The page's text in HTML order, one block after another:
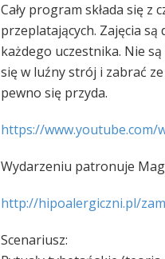
Cały program składa się z c
przeplatających. Zajęcia
każdego uczestnika. Nie
się w luźny strój i zabrać
pewno się przyda.
https://www.youtube.com/
Wydarzeniu patronuje
http://hipoalergiczni.pl/
Scenariusz: